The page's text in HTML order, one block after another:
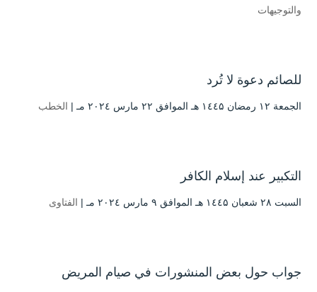
والتوجيهات
للصائم دعوة لا تُرد
الجمعة ۱۲ رمضان ۱٤٤۵ هـ الموافق ۲۲ مارس ۲۰۲٤ مـ | الخطب
التكبير عند إسلام الكافر
السبت ۲۸ شعبان ۱٤٤۵ هـ الموافق ۹ مارس ۲۰۲٤ مـ | الفتاوى
جواب حول بعض المنشورات في صيام المريض